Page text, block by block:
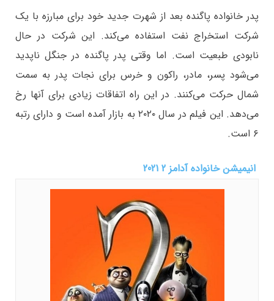
پدر خانواده پاگنده بعد از شهرت جدید خود برای مبارزه با یک
شرکت استخراج نفت استفاده می‌کند. این شرکت در حال
نابودی طبعیت است. اما وقتی پدر پاگنده در جنگل ناپدید
می‌شود پسر، مادر، راکون و خرس برای نجات پدر به سمت
شمال حرکت می‌کنند. در این راه اتفاقات زیادی برای آنها رخ
می‌دهد. این فیلم در سال ۲۰۲۰ به بازار آمده است و دارای رتبه
۶ است.
انیمیشن خانواده آدامز 2 2021